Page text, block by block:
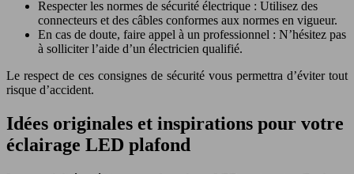
Respecter les normes de sécurité électrique : Utilisez des
connecteurs et des câbles conformes aux normes en vigueur.
En cas de doute, faire appel à un professionnel : N’hésitez pas
à solliciter l’aide d’un électricien qualifié.
Le respect de ces consignes de sécurité vous permettra d’éviter tout
risque d’accident.
Idées originales et inspirations pour votre
éclairage LED plafond